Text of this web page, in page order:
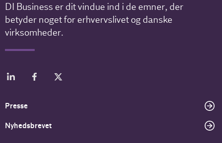
DI Business er dit vindue ind i de emner, der
betyder noget for erhvervslivet og danske
virksomheder.
Presse
Nyhedsbrevet